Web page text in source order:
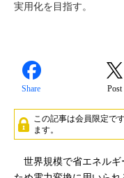
実用化を目指す。
Share Post
この記事は会員限定です
ます。
世界規模で省エネルギ